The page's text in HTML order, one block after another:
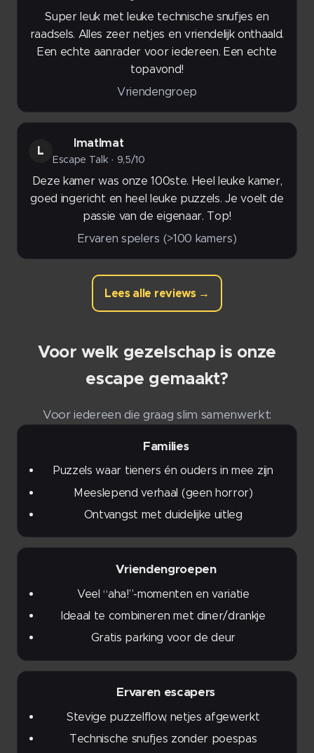
Super leuk met leuke technische snufjes en
raadsels. Alles zeer netjes en vriendelijk onthaald.
Een echte aanrader voor iedereen. Een echte
topavond!
Vriendengroep
L
lmatlmat
Escape Talk · 9,5/10
Deze kamer was onze 100ste. Heel leuke kamer,
goed ingericht en heel leuke puzzels. Je voelt de
passie van de eigenaar. Top!
Ervaren spelers (>100 kamers)
Lees alle reviews →
Voor welk gezelschap is onze
escape gemaakt?
Voor iedereen die graag slim samenwerkt:
👨‍👩‍👧‍👦 Families
Puzzels waar tieners én ouders in mee zijn
Meeslepend verhaal (geen horror)
Ontvangst met duidelijke uitleg
🎉 Vriendengroepen
Veel “aha!”-momenten en variatie
Ideaal te combineren met diner/drankje
Gratis parking voor de deur
🧩 Ervaren escapers
Stevige puzzelflow, netjes afgewerkt
Technische snufjes zonder poespas